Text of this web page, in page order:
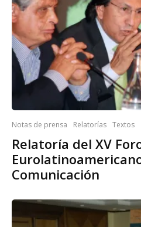
Notas de prensa Relatorías Textos
Relatoría del XV
Comunicación